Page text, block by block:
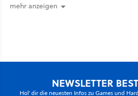
mehr anzeigen
NEWSLETTER
Hol' dir die neuesten Infos zu Games und